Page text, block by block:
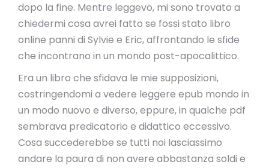
dopo la fine. Mentre leggevo, mi sono trovato a
chiedermi cosa avrei fatto se fossi stato libro
online panni di Sylvie e Eric, affrontando le sfide
che incontrano in un mondo post-apocalittico.
Era un libro che sfidava le mie supposizioni,
costringendomi a vedere leggere epub mondo in
un modo nuovo e diverso, eppure, in qualche pdf
sembrava predicatorio e didattico eccessivo.
Cosa succederebbe se tutti noi lasciassimo
andare la paura di non avere abbastanza soldi e